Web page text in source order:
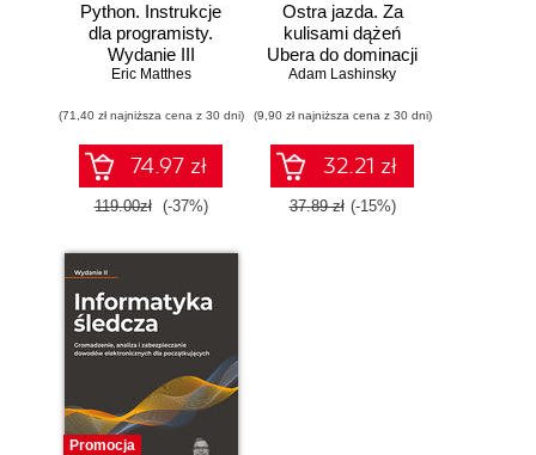
Python. Instrukcje
dla programisty.
Wydanie III
Eric Matthes
(71,40 zł najniższa cena z 30 dni)
74.97 zł
119.00zł (-37%)
Ostra jazda. Za
kulisami dążeń
Ubera do dominacji
na świecie
Adam Lashinsky
(9,90 zł najniższa cena z 30 dni)
32.21 zł
37.89 zł (-15%)
Promocja